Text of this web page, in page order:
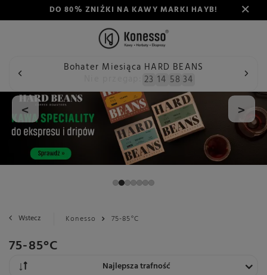
DO 80% ZNIŻKI NA KAWY MARKI HAYB!
Bohater Miesiąca HARD BEANS
23 14 58 33
< >
Wstecz Konesso 75-85°C
75-85°C
Zmień sortowanie
Najlepsza trafność